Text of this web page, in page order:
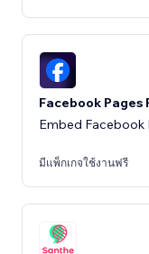
Facebook Pages
Embed Facebook
มีแพ็กเกจใช้งานฟรี